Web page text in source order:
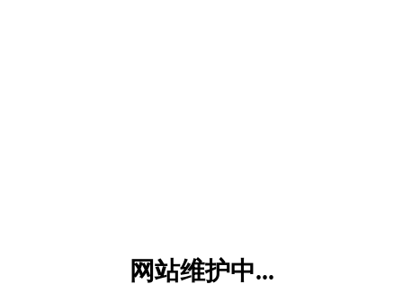
网站维护中...